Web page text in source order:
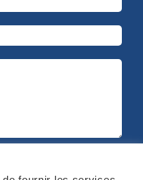
*
*